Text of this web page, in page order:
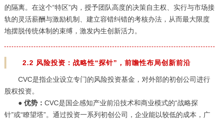
的隔离。在这个“特区”内，授予团队高度的决策自主权、实行与市场接
轨的灵活薪酬与激励机制、建立容错纠错的考核办法，从而最大限度
地摆脱传统体制的束缚，激发内生创新活力。
2.2 风险投资：战略性“探针”，前瞻性布局创新前沿
CVC是指企业设立专门的风险投资基金，对外部的初创公司进行
股权投资。
● 优势： CVC是国企感知产业前沿技术和商业模式的“战略探
针”或“瞭望塔”。通过投资一系列初创公司，企业能以较低的成本，广